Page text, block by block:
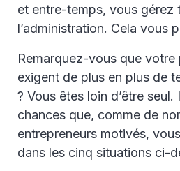
et entre-temps, vous gérez
l’administration. Cela vous
Remarquez-vous que votre
exigent de plus en plus de
? Vous êtes loin d’être
chances que, comme de
entrepreneurs motivés,
dans les cinq situations ci-